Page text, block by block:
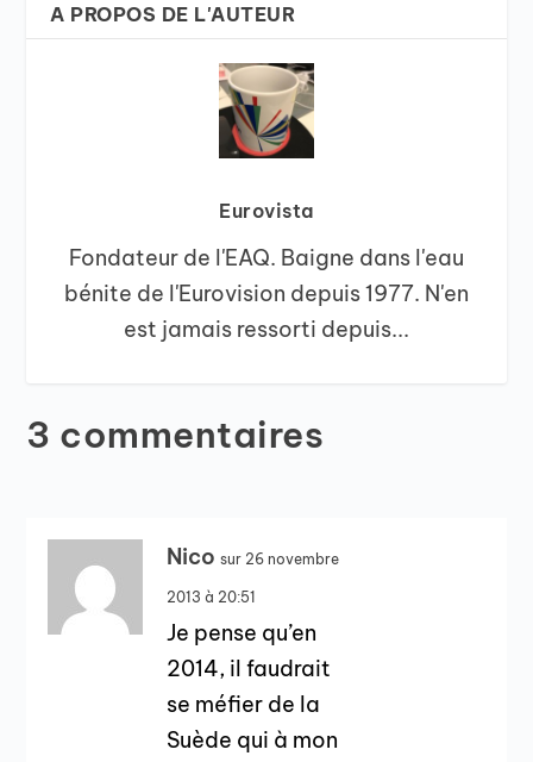
A PROPOS DE L'AUTEUR
Eurovista
Fondateur de l'EAQ. Baigne dans l'eau
bénite de l'Eurovision depuis 1977. N'en
est jamais ressorti depuis...
3 commentaires
Nico sur 26 novembre
2013 à 20:51
Je pense qu’en
2014, il faudrait
se méfier de la
Suède qui à mon